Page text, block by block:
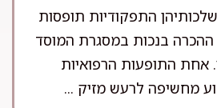
התפקודיות תופסות
ההכרה בנכות במסגרת המוסד
אחת התופעות הרפואיות
מחשיפה לרעש מזיק ...